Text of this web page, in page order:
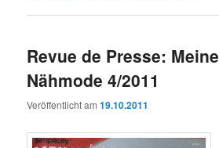
Revue de Presse: Meine
Nähmode 4/2011
Veröffentlicht am19.10.2011